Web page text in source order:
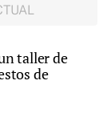
taller de
de